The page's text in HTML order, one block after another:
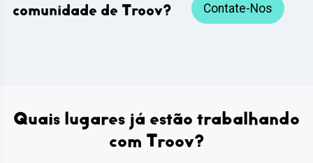
comunidade de Troov?
Contate-Nos
Quais lugares já estão trabalhando
com Troov?